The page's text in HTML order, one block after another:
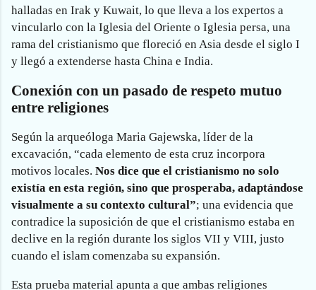
halladas en Irak y Kuwait, lo que lleva a los expertos a
vincularlo con la Iglesia del Oriente o Iglesia persa, una
rama del cristianismo que floreció en Asia desde el siglo I
y llegó a extenderse hasta China e India.
Conexión con un pasado de respeto mutuo
entre religiones
Según la arqueóloga Maria Gajewska, líder de la
excavación, “cada elemento de esta cruz incorpora
motivos locales. Nos dice que el cristianismo no solo
existía en esta región, sino que prosperaba, adaptándose
visualmente a su contexto cultural”; una evidencia que
contradice la suposición de que el cristianismo estaba en
declive en la región durante los siglos VII y VIII, justo
cuando el islam comenzaba su expansión.
Esta prueba material apunta a que ambas religiones